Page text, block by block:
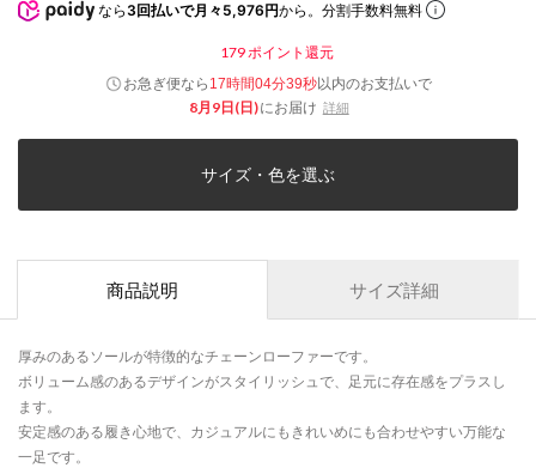
なら 3回払いで月々5,976円から。分割手数料無料
179 ポイント還元
お急ぎ便なら 17時間04分38秒以内のお支払いで
8月9日(日)にお届け 詳細
サイズ・色を選ぶ
商品説明 サイズ詳細
厚みのあるソールが特徴的なチェーンローファーです。
ボリューム感のあるデザインがスタイリッシュで、足元に存在感をプラスし
ます。
安定感のある履き心地で、カジュアルにもきれいめにも合わせやすい万能な
一足です。